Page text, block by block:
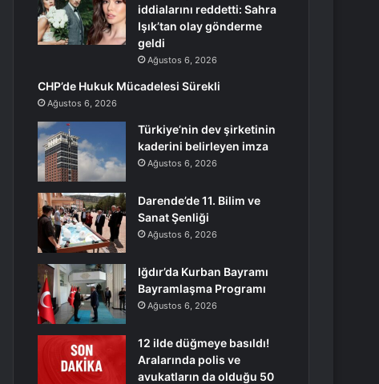
iddialarını reddetti: Sahra
Işık’tan olay gönderme
geldi
Ağustos 6, 2026
CHP’de Hukuk Mücadelesi Sürekli
Ağustos 6, 2026
Türkiye’nin dev şirketinin
kaderini belirleyen imza
Ağustos 6, 2026
Darende’de 11. Bilim ve
Sanat Şenliği
Ağustos 6, 2026
Iğdır’da Kurban Bayramı
Bayramlaşma Programı
Ağustos 6, 2026
12 ilde düğmeye basıldı!
Aralarında polis ve
avukatların da olduğu 50